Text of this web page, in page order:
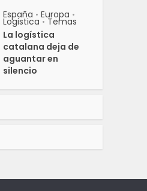
España • Europa •
Logistica • Temas
La logística
catalana deja de
aguantar en
silencio